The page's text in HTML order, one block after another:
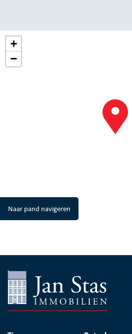
Naar pand navigeren
+
−